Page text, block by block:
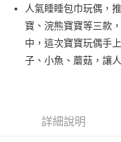
Apple Pay
街口支付
悠遊付
【關於「AFTEE先享後付」】
AFTEE先享後付是「在收
ATM付款
人氣睡睡包巾玩偶，
寶、浣熊寶寶等三款
中，這次寶寶玩偶手
子、小魚、蘑菇，讓
詳細說明